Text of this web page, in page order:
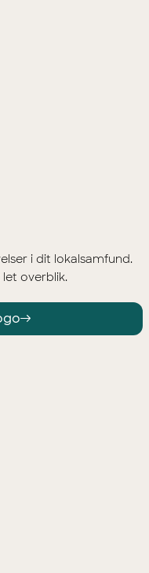
i dit lokalsamfund.
overblik.